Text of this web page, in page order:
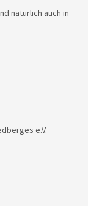
natürlich auch in
e.V.